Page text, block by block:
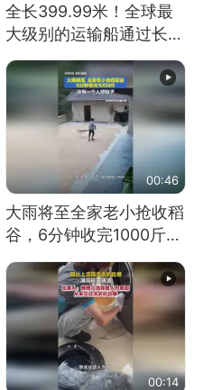
全长399.99米！全球最
大级别的运输船通过长江
大桥这一幕，太震撼了！
00:46
大雨将至全家老小抢收稻
谷，6分钟收完1000斤，
没有一个人掉链子
00:14